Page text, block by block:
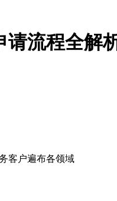
请流程全解